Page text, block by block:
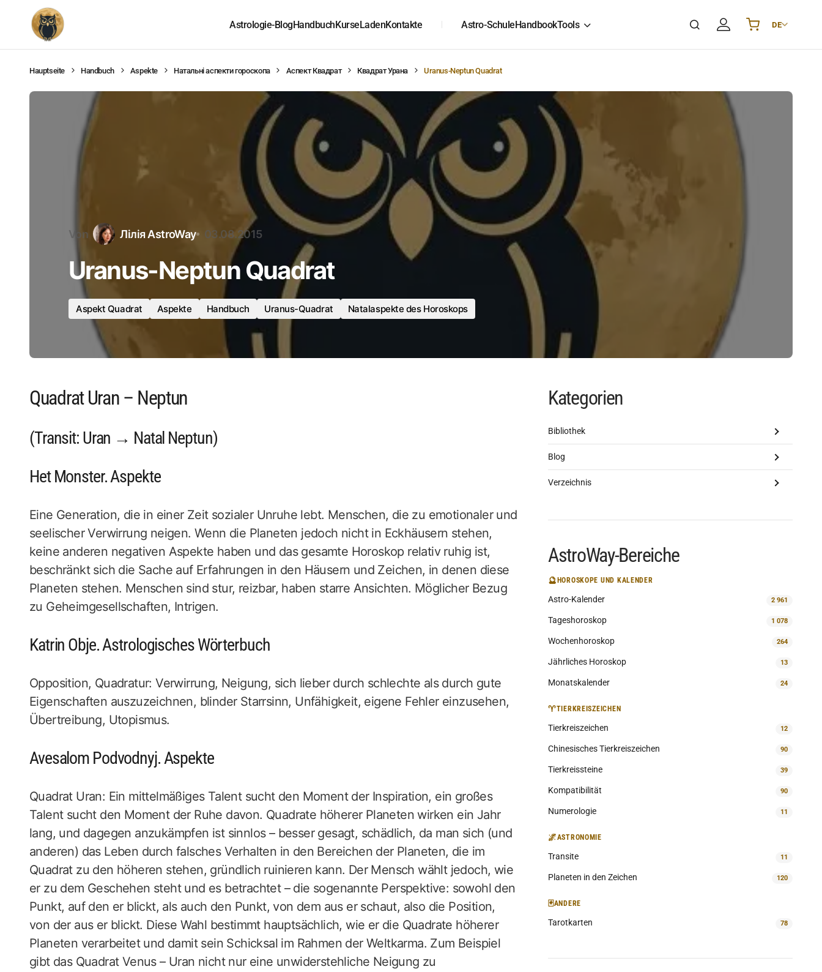
Astrologie-BlogHandbuchKurseLadenKontakte Astro-SchuleHandbookTools DE
UA Українська
Hauptseite Handbuch Aspekte Натальні аспекти гороскопа Аспект Квадрат Квадрат Урана Uranus-Neptun Quadrat
Von Лілія AstroWay 03.08.2015
Uranus-Neptun Quadrat
Aspekt Quadrat Aspekte Handbuch Uranus-Quadrat Natalaspekte des Horoskops
Quadrat Uran – Neptun
(Transit: Uran → Natal Neptun)
Het Monster. Aspekte
Eine Generation, die in einer Zeit sozialer Unruhe lebt. Menschen, die zu emotionaler und
seelischer Verwirrung neigen. Wenn die Planeten jedoch nicht in Eckhäusern stehen,
keine anderen negativen Aspekte haben und das gesamte Horoskop relativ ruhig ist,
beschränkt sich die Sache auf Erfahrungen in den Häusern und Zeichen, in denen diese
Planeten stehen. Menschen sind stur, reizbar, haben starre Ansichten. Möglicher Bezug
zu Geheimgesellschaften, Intrigen.
Katrin Obje. Astrologisches Wörterbuch
Opposition, Quadratur: Verwirrung, Neigung, sich lieber durch schlechte als durch gute
Eigenschaften auszuzeichnen, blinder Starrsinn, Unfähigkeit, eigene Fehler einzusehen,
Übertreibung, Utopismus.
Avesalom Podvodnyj. Aspekte
Quadrat Uran: Ein mittelmäßiges Talent sucht den Moment der Inspiration, ein großes
Talent sucht den Moment der Ruhe davon. Quadrate höherer Planeten wirken ein Jahr
lang, und dagegen anzukämpfen ist sinnlos – besser gesagt, schädlich, da man sich (und
anderen) das Leben durch falsches Verhalten in den Bereichen der Planeten, die im
Quadrat zu den höheren stehen, gründlich ruinieren kann. Der Mensch wählt jedoch, wie
er zu dem Geschehen steht und es betrachtet – die sogenannte Perspektive: sowohl den
Punkt, auf den er blickt, als auch den Punkt, von dem aus er schaut, also die Position,
von der aus er blickt. Diese Wahl bestimmt hauptsächlich, wie er die Quadrate höherer
Planeten verarbeitet und damit sein Schicksal im Rahmen der Weltkarma. Zum Beispiel
gibt das Quadrat Venus – Uran nicht nur eine unwiderstehliche Neigung zu
Kategorien
Bibliothek
Blog
Verzeichnis
AstroWay-Bereiche
🔮HOROSKOPE UND KALENDER
Astro-Kalender 2 961
Tageshoroskop 1 078
Wochenhoroskop 264
Jährliches Horoskop 13
Monatskalender 24
♈TIERKREISZEICHEN
Tierkreiszeichen 12
Chinesisches Tierkreiszeichen 90
Tierkreissteine 39
Kompatibilität 90
Numerologie 11
🌌ASTRONOMIE
Transite 11
Planeten in den Zeichen 120
🃏ANDERE
Tarotkarten 78